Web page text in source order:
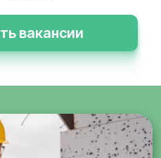
вакансии